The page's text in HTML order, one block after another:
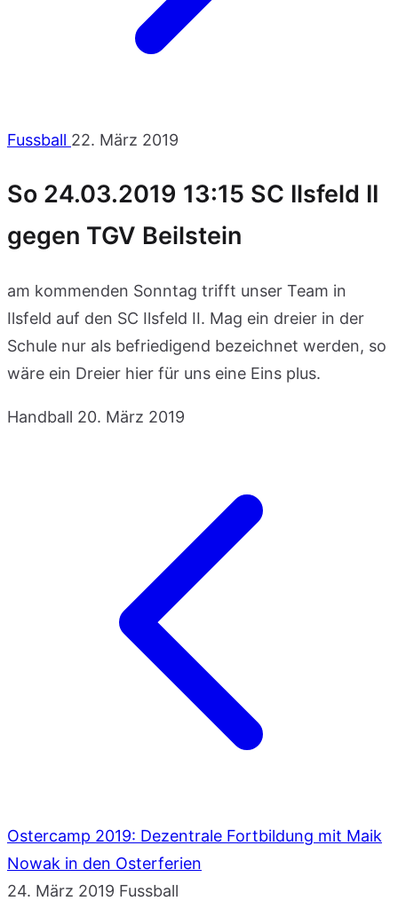
Fussball 22. März 2019
So 24.03.2019 13:15 SC Ilsfeld II
gegen TGV Beilstein
am kommenden Sonntag trifft unser Team in
Ilsfeld auf den SC Ilsfeld II. Mag ein dreier in der
Schule nur als befriedigend bezeichnet werden, so
wäre ein Dreier hier für uns eine Eins plus.
Handball 20. März 2019
Ostercamp 2019: Dezentrale Fortbildung mit Maik
Nowak in den Osterferien
24. März 2019 Fussball